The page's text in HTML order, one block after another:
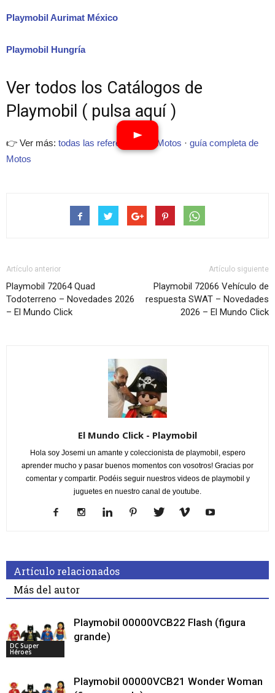
Playmobil Aurimat México
Playmobil Hungría
Ver todos los Catálogos de
Playmobil ( pulsa aquí )
👉 Ver más: todas las referencias de Motos · guía completa de
Motos
Artículo anterior
Playmobil 72064 Quad
Todoterreno – Novedades 2026
– El Mundo Click
Artículo siguiente
Playmobil 72066 Vehículo de
respuesta SWAT – Novedades
2026 – El Mundo Click
El Mundo Click - Playmobil
Hola soy Josemi un amante y coleccionista de playmobil, espero
aprender mucho y pasar buenos momentos con vosotros! Gracias por
comentar y compartir. Podéis seguir nuestros videos de playmobil y
juguetes en nuestro canal de youtube.
Artículo relacionados
Más del autor
DC Super
Héroes
Playmobil 00000VCB22 Flash (figura
grande)
Playmobil 00000VCB21 Wonder Woman